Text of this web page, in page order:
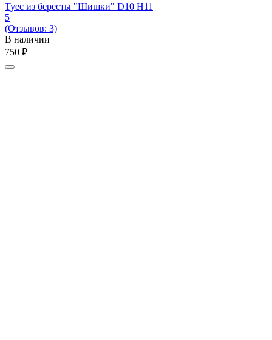
Туес из бересты "Шишки" D10 H11
5
(Отзывов: 3)
В наличии
‍750‍ ₽